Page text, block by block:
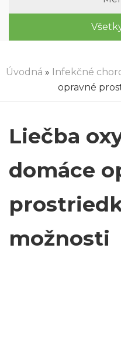
Úvodná » Infekčné
opravné
Liečba
domáce
možnosti